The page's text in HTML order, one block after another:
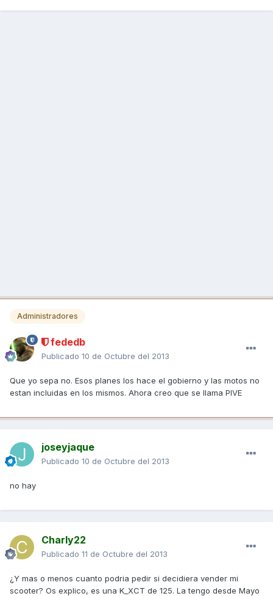
Administradores
fededb
Publicado 10 de Octubre del 2013
Que yo sepa no. Esos planes los hace el gobierno y las motos no
estan incluidas en los mismos. Ahora creo que se llama PIVE
joseyjaque
Publicado 10 de Octubre del 2013
no hay
Charly22
Publicado 11 de Octubre del 2013
¿Y mas o menos cuanto podria pedir si decidiera vender mi
scooter? Os explico, es una K_XCT de 125. La tengo desde Mayo